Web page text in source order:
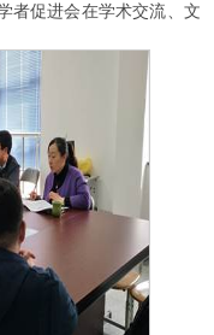
者促进会在学术交流、文